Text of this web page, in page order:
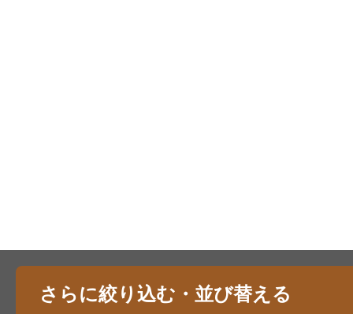
さらに絞り込む・並び替える